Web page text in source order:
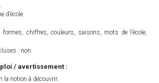
d’école.
chiffres, couleurs, saisons, mots de l’école,
: non.
/ avertissement :
la notion à découvrir.